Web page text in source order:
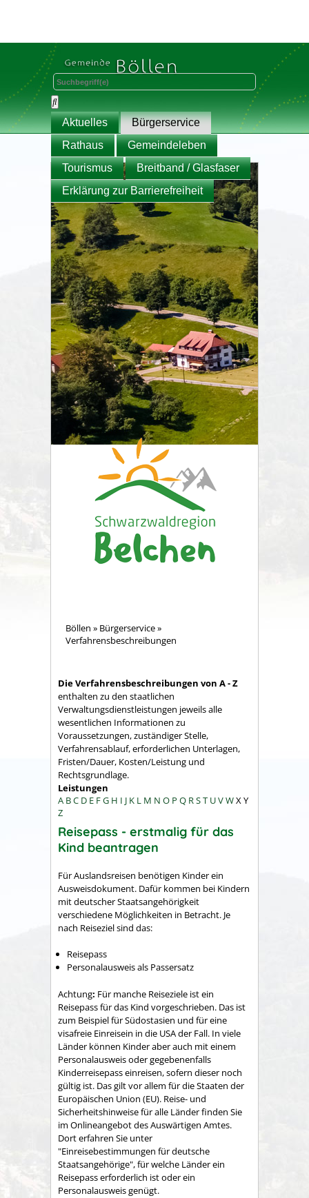
Aktuelles
Bürgerservice
Rathaus
Gemeindeleben
Tourismus
Breitband / Glasfaser
Erklärung zur Barrierefreiheit
Böllen » Bürgerservice»
Verfahrensbeschreibungen
Die Verfahrensbeschreibungen von A - Z
enthalten zu den staatlichen
Verwaltungsdienstleistungen jeweils alle
wesentlichen Informationen zu
Voraussetzungen, zuständiger Stelle,
Verfahrensablauf, erforderlichen Unterlagen,
Fristen/Dauer, Kosten/Leistung und
Rechtsgrundlage.
Leistungen
A BC D E FG H I J K L M N O P Q RST UVWX Y
Z
Reisepass - erstmalig für das
Kind beantragen
Für Auslandsreisen benötigen Kinder ein
Ausweisdokument. Dafür kommen bei Kindern
mit deutscher Staatsangehörigkeit
verschiedene Möglichkeiten in Betracht. Je
nach Reiseziel sind das:
Reisepass
Personalausweis als Passersatz
Achtung: Für manche Reiseziele ist ein
Reisepass für das Kind vorgeschrieben. Das ist
zum Beispiel für Südostasien und für eine
visafreie Einreisein in die USA der Fall. In viele
Länder können Kinder aber auch mit einem
Personalausweis oder gegebenenfalls
Kinderreisepass einreisen, sofern dieser noch
gültig ist. Das gilt vor allem für die Staaten der
Europäischen Union (EU). Reise- und
Sicherheitshinweise für alle Länder finden Sie
im Onlineangebot des Auswärtigen Amtes.
Dort erfahren Sie unter
"Einreisebestimmungen für deutsche
Staatsangehörige", für welche Länder ein
Reisepass erforderlich ist oder ein
Personalausweis genügt.